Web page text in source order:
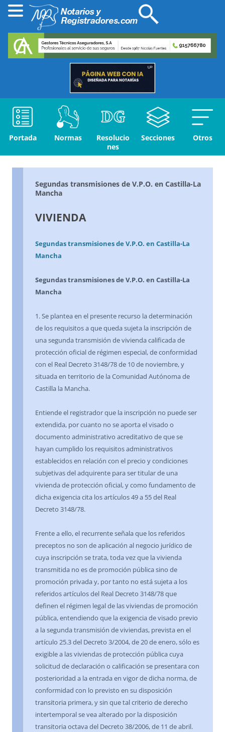
Portada Normas
Resolucio
nes
Secciones Otros
Segundas transmisiones de V.P.O. en Castilla-La
Mancha
VIVIENDA
Segundas transmisiones de V.P.O. en Castilla-La
Mancha
Segundas transmisiones de V.P.O. en Castilla-La
Mancha
1. Se plantea en el presente recurso la determinación
de los requisitos a que queda sujeta la inscripción de
una segunda transmisión de vivienda calificada de
protección oficial de régimen especial, de conformidad
con el Real Decreto 3148/78 de 10 de noviembre, y
situada en territorio de la Comunidad Autónoma de
Castilla la Mancha.
Entiende el registrador que la inscripción no puede ser
extendida, por cuanto no se aporta el visado o
documento administrativo acreditativo de que se
hayan cumplido los requisitos administrativos
establecidos en relación con el precio y condiciones
subjetivas del adquirente para ser titular de una
vivienda de protección oficial, y como fundamento de
dicha exigencia cita los artículos 49 a 55 del Real
Decreto 3148/78.
Frente a ello, el recurrente señala que los referidos
preceptos no son de aplicación al negocio jurídico de
cuya inscripción se trata, toda vez que la vivienda
transmitida no es de promoción pública sino de
promoción privada y, por tanto no está sujeta a los
referidos artículos del Real Decreto 3148/78 que
definen el régimen legal de las viviendas de promoción
pública, entendiendo que la exigencia de visado previo
a la segunda transmisión de viviendas, prevista en el
artículo 25.3 del Decreto 3/2004, de 20 de enero, sólo es
exigible a las viviendas de protección pública cuya
solicitud de declaración o calificación se presentara con
posterioridad a la entrada en vigor de dicha norma, de
conformidad con lo previsto en su disposición
transitoria primera, y sin que tal criterio de derecho
intertemporal se vea alterado por la disposición
transitoria octava del Decreto 38/2006, de 11 de abril.